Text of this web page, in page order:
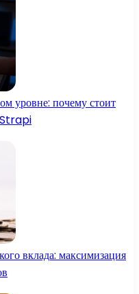
уровне: почему стоит
Strapi
вклада: максимизация